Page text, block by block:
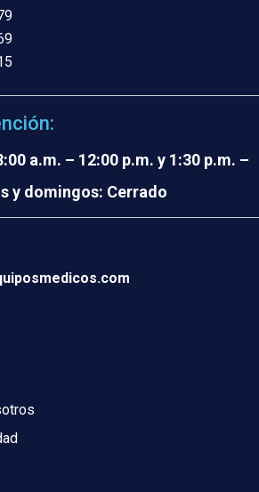
a.m. – 12:00 p.m. y 1:30 p.m. –
y domingos: Cerrado